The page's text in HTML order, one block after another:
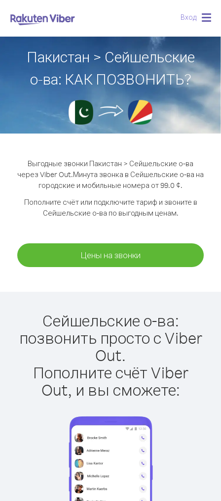
Вход
Пакистан > Сейшельские
о-ва: КАК ПОЗВОНИТЬ?
Выгодные звонки Пакистан > Сейшельские о-ва
через Viber Out.Минута звонка в Сейшельские о-ва на
городские и мобильные номера от 99.0 ¢.
Пополните счёт или подключите тариф и звоните в
Сейшельские о-ва по выгодным ценам.
Цены на звонки
Сейшельские о-ва:
позвонить просто с Viber
Out.
Пополните счёт Viber
Out, и вы сможете: